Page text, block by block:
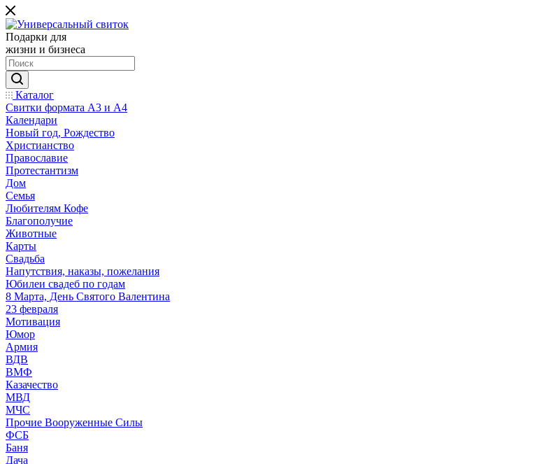
Подарки для
жизни и бизнеса
Каталог
Свитки формата А3 и А4
Календари
Новый год, Рождество
Христианство
Православие
Протестантизм
Дом
Семья
Любителям Кофе
Благополучие
Животные
Карты
Свадьба
Напутствия, наказы, пожелания
Юбилеи свадеб по годам
8 Марта, День Святого Валентина
23 февраля
Мотивация
Юмор
Армия
ВДВ
ВМФ
Казачество
МВД
МЧС
Прочие Вооруженные Силы
ФСБ
Баня
Дача